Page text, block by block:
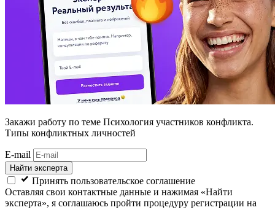
Закажи работу по теме Психология участников конфликта.
Типы конфликтных личностей
E-mail
Найти эксперта
Принять пользовательское соглашение
Оставляя свои контактные данные и нажимая «Найти
эксперта», я соглашаюсь пройти процедуру регистрации на